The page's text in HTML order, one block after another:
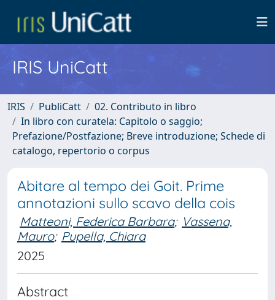
IRIS UniCatt
IRIS PubliCatt
02. Contributo in libro
In libro con curatela: Capitolo o saggio;
Prefazione/Postfazione; Breve introduzione; Schede di
catalogo, repertorio o corpus
Abitare al tempo dei Goit. Prime
annotazioni sullo scavo della cois
Matteoni, Federica Barbara; Vassena,
Mauro; Pupella, Chiara
2025
Abstract